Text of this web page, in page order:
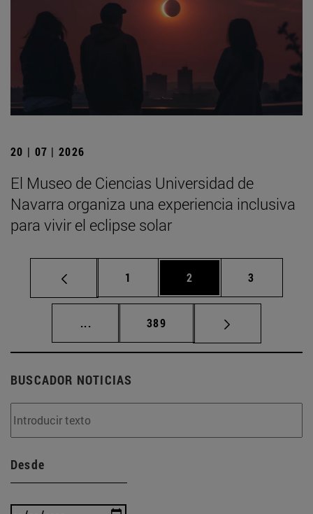
20 | 07 | 2026
El Museo de Ciencias Universidad de
Navarra organiza una experiencia inclusiva
para vivir el eclipse solar
Página
1 Página
2 Página
3
... Páginas intermedias Use TAB para
Página
389
BUSCADOR NOTICIAS
Desde